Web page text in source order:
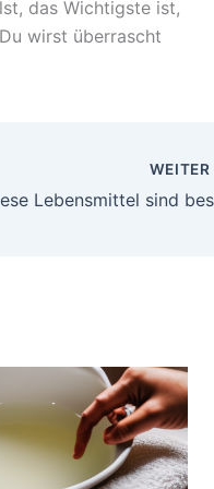
das Wichtigste ist,
wirst überrascht
WEITER